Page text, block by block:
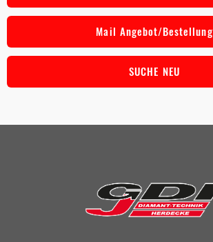
Mail Angebot/Bestellung
SUCHE NEU